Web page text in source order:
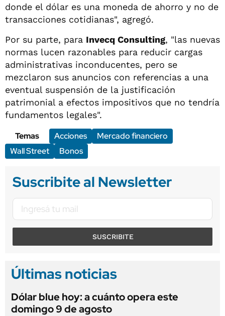
donde el dólar es una moneda de ahorro y no de
transacciones cotidianas", agregó.
Por su parte, para Invecq Consulting, "las nuevas
normas lucen razonables para reducir cargas
administrativas inconducentes, pero se
mezclaron sus anuncios con referencias a una
eventual suspensión de la justificación
patrimonial a efectos impositivos que no tendría
fundamentos legales".
Temas
Acciones
Mercado financiero
Wall Street
Bonos
Suscribite al Newsletter
SUSCRIBITE
Últimas noticias
Dólar blue hoy: a cuánto opera este
domingo 9 de agosto